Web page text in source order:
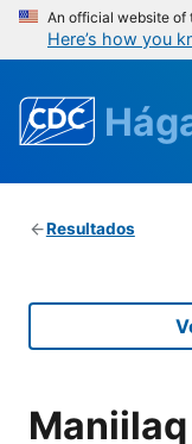
An official website of
Here’s how you
Resultados